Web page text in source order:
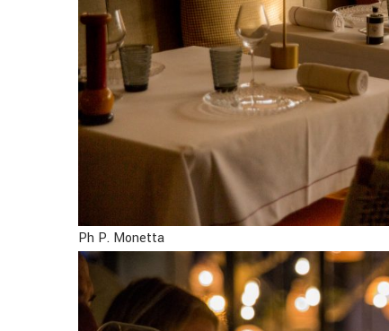
Ph P. Monetta